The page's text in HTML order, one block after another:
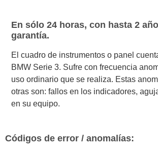
En sólo 24 horas, con hasta 2
garantía.
El cuadro de instrumentos o panel
BMW Serie 3. Sufre con frecuencia
uso ordinario que se realiza. Estas
otras son: fallos en los indicadores,
en su equipo.
Códigos de error / anomalías: